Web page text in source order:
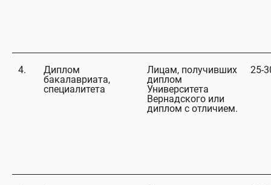
4.
Диплом
бакалавриата,
специалитета
Лицам, получивших
диплом
Университета
Вернадского или
диплом с отличием.
25-